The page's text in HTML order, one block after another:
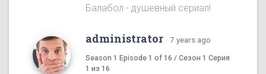
Балабол - душевный сериал!
administrator · 7 years ago
Season 1 Episode 1 of 16 / Сезон 1 Серия
1 из 16